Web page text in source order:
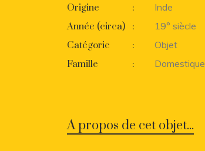
Origine
:
Inde
Année (circa)
:
19° siècle
Catégorie
:
Objet
Famille
: Domestique
A propos de cet objet...